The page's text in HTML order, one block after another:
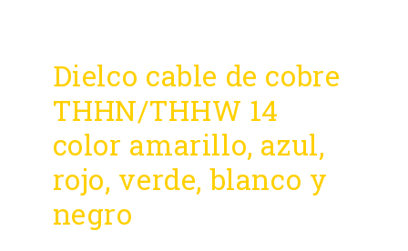
Dielco cable de cobre
THHN/THHW 14
color amarillo, azul,
rojo, verde, blanco y
negro